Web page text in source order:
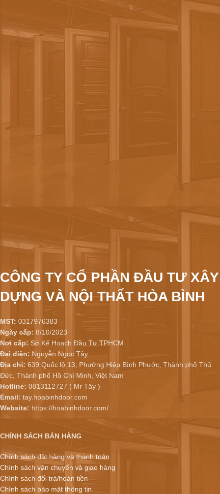
CÔNG TY CỔ PHẦN ĐẦU TƯ XÂY
DỰNG VÀ NỘI THẤT HÒA BÌNH
MST: 0317976383
Ngày cấp: 8/10/2023
Nơi cấp: Sở Kế Hoạch Đầu Tư TPHCM
Đại diện: Nguyễn Ngọc Tây
Địa chỉ: 639 Quốc lộ 13, Phường Hiệp Bình Phước, Thành phố Thủ
Đức, Thành phố Hồ Chí Minh, Việt Nam
Hotline: 0813112727 ( Mr Tây )
Email: tay.hoabinhdoor.com
Website: https://hoabinhdoor.com/
CHÍNH SÁCH BÁN HÀNG
Chính sách đặt hàng và thanh toán
Chính sách vận chuyển và giao hàng
Chính sách đổi trả/hoàn tiền
Chính sách bảo mật thông tin